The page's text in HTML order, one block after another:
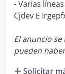
- Varias
Cjdev E
El anuncio
pueden
Solicitar